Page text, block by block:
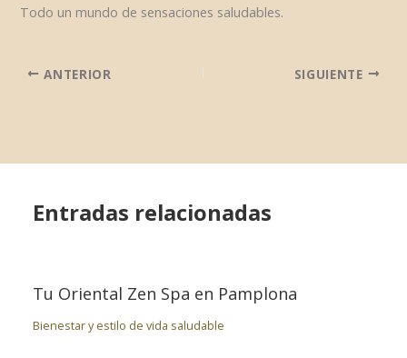
Todo un mundo de sensaciones saludables.
ANTERIOR SIGUIENTE
Entradas relacionadas
Tu Oriental Zen Spa en Pamplona
Bienestar y estilo de vida saludable